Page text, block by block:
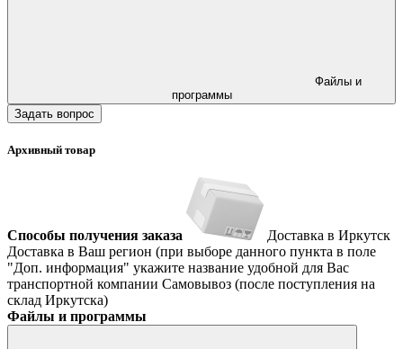
программы
Задать вопрос
Архивный товар
Способы получения заказа
Доставка в Иркутск
Доставка в Ваш регион (при выборе данного пункта в поле
"Доп. информация" укажите название удобной для Вас
транспортной компании Самовывоз (после поступления на
склад Иркутска)
Файлы и программы